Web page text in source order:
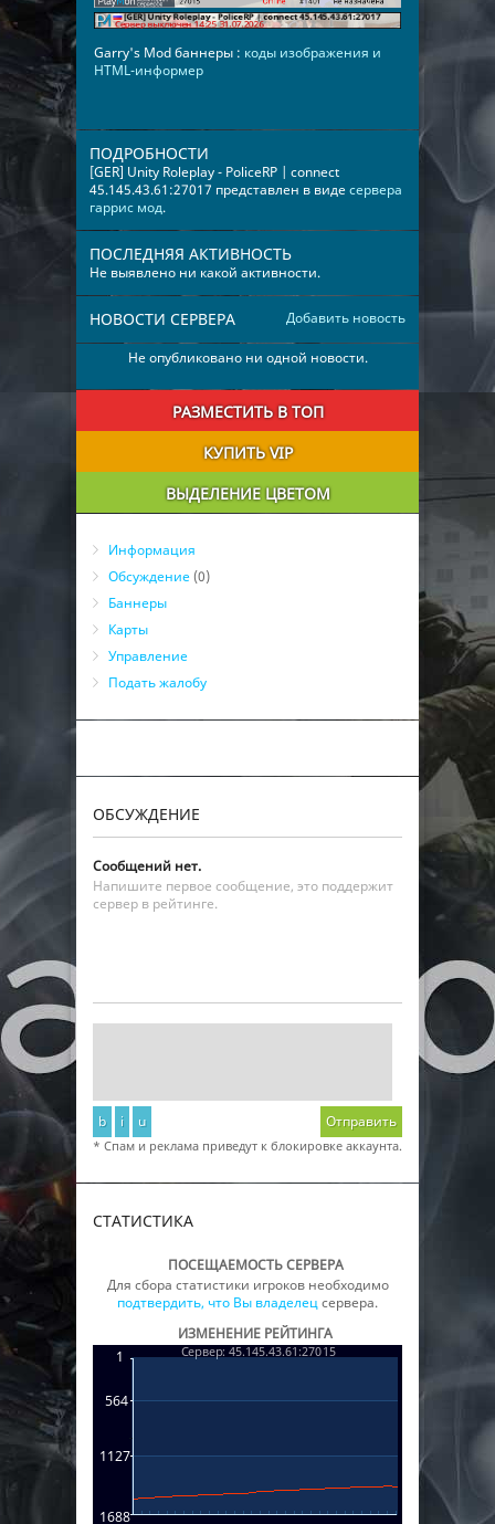
Garry's Mod баннеры : коды изображения и
HTML-информер
ПОДРОБНОСТИ
[GER] Unity Roleplay - PoliceRP | connect
45.145.43.61:27017 представлен в видесервера
гаррис мод.
ПОСЛЕДНЯЯ АКТИВНОСТЬ
Не выявлено ни какой активности.
Добавить новость
НОВОСТИ СЕРВЕРА
Не опубликовано ни одной новости.
РАЗМЕСТИТЬ В ТОП
КУПИТЬ VIP
ВЫДЕЛЕНИЕ ЦВЕТОМ
Информация
Обсуждение (0)
Баннеры
Карты
Управление
Подать жалобу
ОБСУЖДЕНИЕ
Сообщений нет.
Напишите первое сообщение, это поддержит
сервер в рейтинге.
b i u Отправить
* Спам и реклама приведут к блокировке аккаунта.
СТАТИСТИКА
ПОСЕЩАЕМОСТЬ СЕРВЕРА
Для сбора статистики игроков необходимо
подтвердить, что Вы владелецсервера.
ИЗМЕНЕНИЕ РЕЙТИНГА